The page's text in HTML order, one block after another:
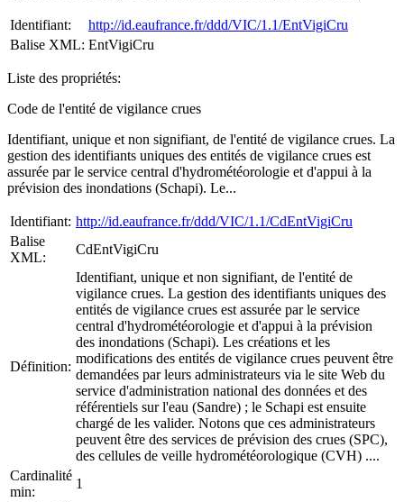
Identifiant:
http://id.eaufrance.fr/ddd/VIC/1.1/EntVigiCru
Balise XML: EntVigiCru
Liste des propriétés:
Code de l'entité de vigilance crues
Identifiant, unique et non signifiant, de l'entité de vigilance crues. La
gestion des identifiants uniques des entités de vigilance crues est
assurée par le service central d'hydrométéorologie et d'appui à la
prévision des inondations (Schapi). Le...
Identifiant: http://id.eaufrance.fr/ddd/VIC/1.1/CdEntVigiCru
Balise
XML:
CdEntVigiCru
Définition:
Identifiant, unique et non signifiant, de l'entité de
vigilance crues. La gestion des identifiants uniques des
entités de vigilance crues est assurée par le service
central d'hydrométéorologie et d'appui à la prévision
des inondations (Schapi). Les créations et les
modifications des entités de vigilance crues peuvent être
demandées par leurs administrateurs via le site Web du
service d'administration national des données et des
référentiels sur l'eau (Sandre) ; le Schapi est ensuite
chargé de les valider. Notons que ces administrateurs
peuvent être des services de prévision des crues (SPC),
des cellules de veille hydrométéorologique (CVH) ....
Cardinalité
min:
1